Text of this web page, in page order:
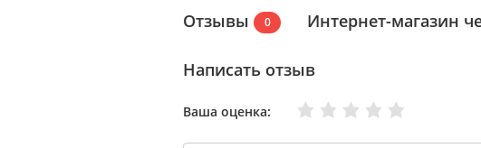
Отзывы 0 Интернет-магазин
Написать отзыв
Ваша оценка: Отлично
Хорошо
Нормально
Плохо
Очень плохо